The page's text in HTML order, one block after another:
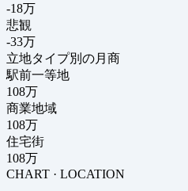
-18万
悲観
-33万
立地タイプ別の月商
駅前一等地
108万
商業地域
108万
住宅街
108万
CHART · LOCATION